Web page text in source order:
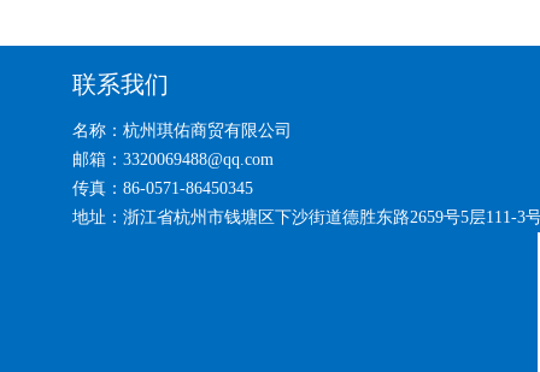
联系我们
名称：杭州琪佑商贸有限公司
邮箱：3320069488@qq.com
传真：86-0571-86450345
地址：浙江省杭州市钱塘区下沙街道德胜东路2659号5层111-3